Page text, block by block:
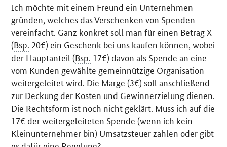
Ich möchte mit einem Freund ein Unternehmen
gründen, welches das Verschenken von Spenden
vereinfacht. Ganz konkret soll man für einen Betrag X
(Bsp. 20€) ein Geschenk bei uns kaufen können, wobei
der Hauptanteil (Bsp. 17€) davon als Spende an eine
vom Kunden gewählte gemeinnützige Organisation
weitergeleitet wird. Die Marge (3€) soll anschließend
zur Deckung der Kosten und Gewinnerzielung dienen.
Die Rechtsform ist noch nicht geklärt. Muss ich auf die
17€ der weitergeleiteten Spende (wenn ich kein
Kleinunternehmer bin) Umsatzsteuer zahlen oder gibt